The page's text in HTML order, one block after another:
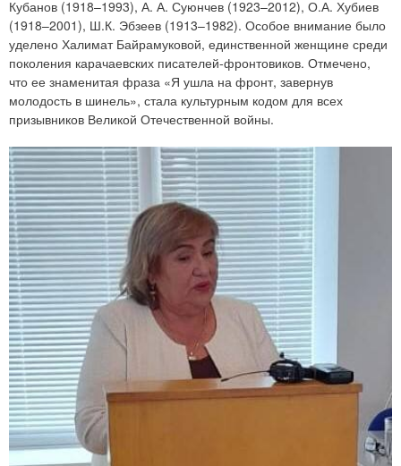
Кубанов (1918–1993), А. А. Суюнчев (1923–2012), О.А. Хубиев
(1918–2001), Ш.К. Эбзеев (1913–1982). Особое внимание было
уделено Халимат Байрамуковой, единственной женщине среди
поколения карачаевских писателей-фронтовиков. Отмечено,
что ее знаменитая фраза «Я ушла на фронт, завернув
молодость в шинель», стала культурным кодом для всех
призывников Великой Отечественной войны.